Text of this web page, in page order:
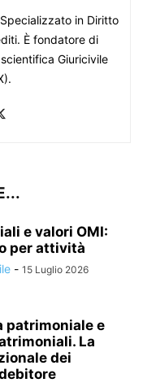
in Diritto
È fondatore di
Giuricivile
e valori OMI:
per attività
- 15 Luglio 2026
patrimoniale e
La
dei